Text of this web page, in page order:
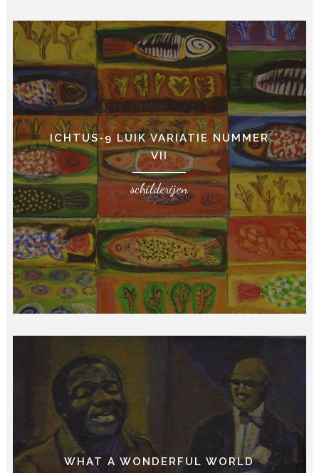
ICHTUS-9 LUIK VARIATIE NUMMER
VII
schilderijen
WHAT A WONDERFUL WORLD